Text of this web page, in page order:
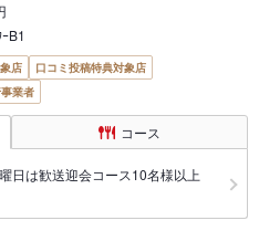
B1
店
口コミ投稿特典対象店
業者
コース
日は歓送迎会コース10名様以上